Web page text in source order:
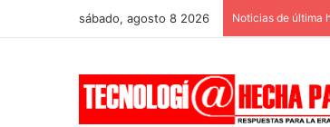
sábado, agosto 8 2026 Noticias de última